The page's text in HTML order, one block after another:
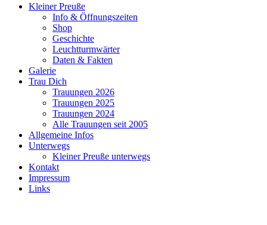
Kleiner Preuße
Info & Öffnungszeiten
Shop
Geschichte
Leuchtturmwärter
Daten & Fakten
Galerie
Trau Dich
Trauungen 2026
Trauungen 2025
Trauungen 2024
Alle Trauungen seit 2005
Allgemeine Infos
Unterwegs
Kleiner Preuße unterwegs
Kontakt
Impressum
Links